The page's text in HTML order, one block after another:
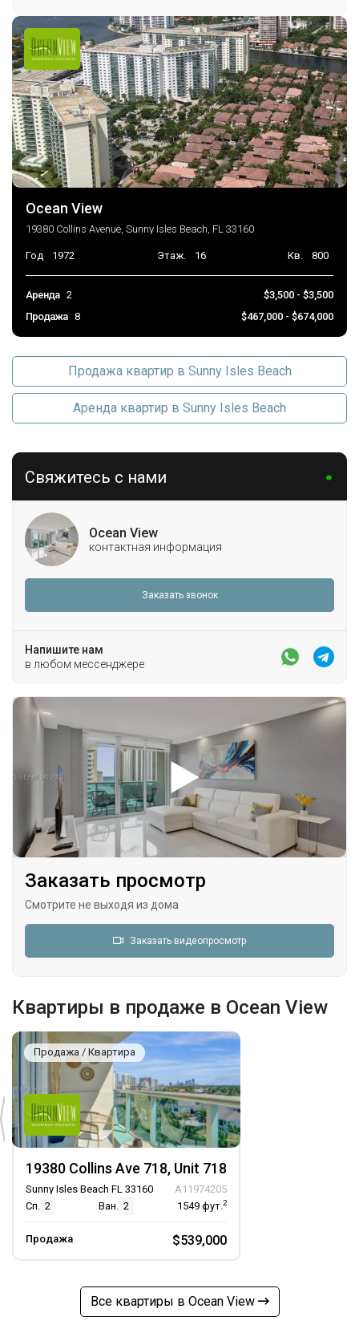
Последние изменения 2026-07-02 13:39:49
Ocean View
19380 Collins Avenue, Sunny Isles Beach, FL 33160
Год 1972 Этаж. 16 Кв. 800
Аренда 2
$3,500 - $3,500
Продажа 8 $467,000 - $674,000
Продажа квартир в Sunny Isles Beach
Аренда квартир в Sunny Isles Beach
Свяжитесь с нами
Ocean View
контактная информация
Заказать звонок
Напишите нам
в любом мессенджере
Заказать просмотр
Смотрите не выходя из дома
Заказать видеопросмотр
Квартиры в продаже в Ocean View
Продажа / Квартира
19380 Collins Ave 718, Unit 718
Sunny Isles Beach FL 33160
A11974205
Сп. 2 Ван. 2 1549 фут.2
Продажа $539,000
Все квартиры в Ocean View